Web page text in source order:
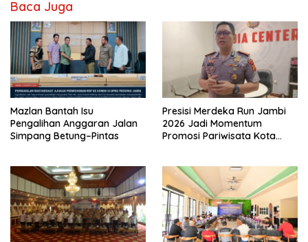
Baca Juga
Mazlan Bantah Isu
Pengalihan Anggaran Jalan
Simpang Betung–Pintas
Presisi Merdeka Run Jambi
2026 Jadi Momentum
Promosi Pariwisata Kota